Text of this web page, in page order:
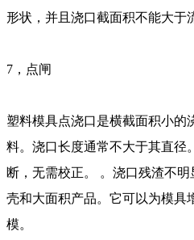
形状，并且浇口截面积不能大于
7，点闸
塑料模具点浇口是横截面积小的
料。浇口长度通常不大于其直径
断，无需校正。 。浇口残渣不
壳和大面积产品。它可以为模具
模。